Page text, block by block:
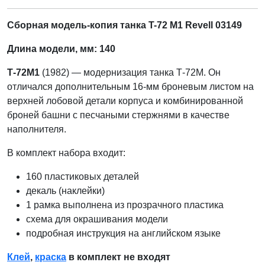
Сборная модель-копия танка T-72 M1 Revell 03149
Длина модели, мм: 140
Т-72М1 (1982) — модернизация танка Т-72М. Он
отличался дополнительным 16-мм броневым листом на
верхней лобовой детали корпуса и комбинированной
броней башни с песчаными стержнями в качестве
наполнителя.
В комплект набора входит:
160 пластиковых деталей
декаль (наклейки)
1 рамка выполнена из прозрачного пластика
схема для окрашивания модели
подробная инструкция на английском языке
Клей, краска в комплект не входят